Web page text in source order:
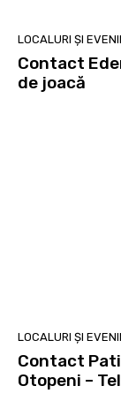
LOCALURI ȘI
Contact
de joacă
LOCALURI ȘI
Contact
Otopeni –